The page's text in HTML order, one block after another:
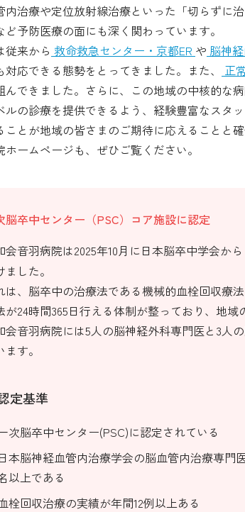
内治療や定位放射線治療といった「切らずに
ど予防医療の面にも深く関わっています。
従来から 救命救急センター・京都ER や 脳神
対応できる態勢をとってきました。また、
正
んできました。さらに、この地域の中核的な
ルの診療を提供できるよう、経験豊富なスタ
ことが地域の皆さまのご期待に応えることと
ホームページも、ぜひご覧ください。
脳卒中センター（PSC）コア施設に認定
会音羽病院は2025年10月に日本脳卒中学会か
ました。
は、脳卒中の治療法である機械的血栓回収療
が24時間365日行える体制が整っており、地
会音羽病院には5人の脳神経外科専門医と3人
す。
定基準
次脳卒中センター(PSC)に認定されている
本脳神経血管内治療学会の脳血管内治療専
以上である
栓回収治療の実績が年間12例以上ある